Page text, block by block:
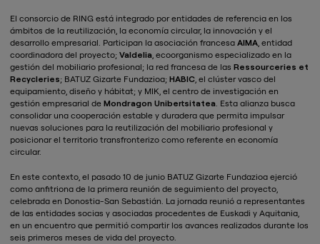
El consorcio de RING está integrado por entidades de referencia en los
ámbitos de la reutilización, la economía circular, la innovación y el
desarrollo empresarial. Participan la asociación francesa AIMA, entidad
coordinadora del proyecto; Valdelia, ecoorganismo especializado en la
gestión del mobiliario profesional; la red francesa de las Ressourceries et
Recycleries; BATUZ Gizarte Fundazioa; HABIC, el clúster vasco del
equipamiento, diseño y hábitat; y MIK, el centro de investigación en
gestión empresarial de Mondragon Unibertsitatea. Esta alianza busca
consolidar una cooperación estable y duradera que permita impulsar
nuevas soluciones para la reutilización del mobiliario profesional y
posicionar el territorio transfronterizo como referente en economía
circular.
En este contexto, el pasado 10 de junio BATUZ Gizarte Fundazioa ejerció
como anfitriona de la primera reunión de seguimiento del proyecto,
celebrada en Donostia-San Sebastián. La jornada reunió a representantes
de las entidades socias y asociadas procedentes de Euskadi y Aquitania,
en un encuentro que permitió compartir los avances realizados durante los
seis primeros meses de vida del proyecto.